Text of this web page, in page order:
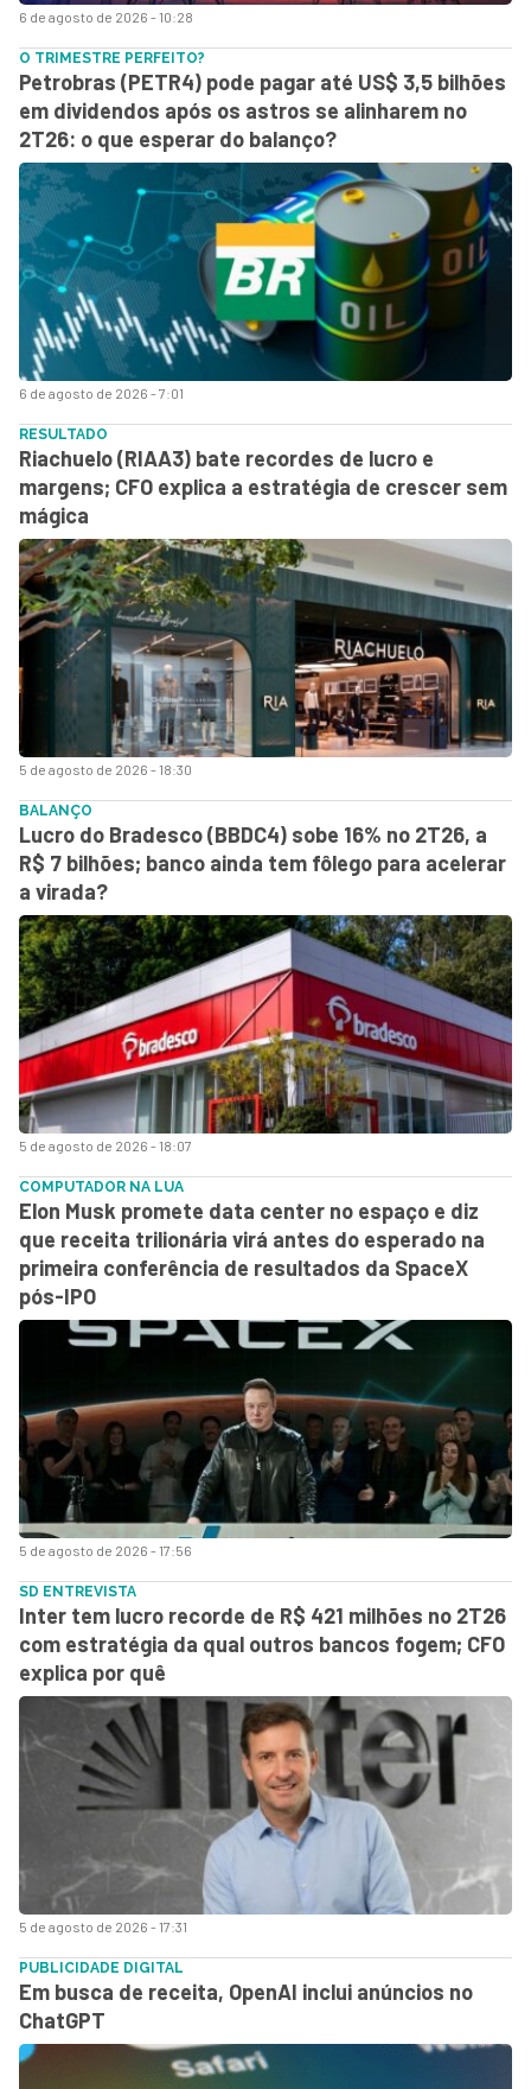
6 de agosto de 2026 - 10:28
6 de agosto de 2026 - 7:01
O TRIMESTRE PERFEITO?
Petrobras (PETR4) pode pagar até US$ 3,5 bilhões
em dividendos após os astros se alinharem no
2T26: o que esperar do balanço?
5 de agosto de 2026 - 18:30
RESULTADO
Riachuelo (RIAA3) bate recordes de lucro e
margens; CFO explica a estratégia de crescer sem
mágica
5 de agosto de 2026 - 18:07
BALANÇO
Lucro do Bradesco (BBDC4) sobe 16% no 2T26, a
R$ 7 bilhões; banco ainda tem fôlego para acelerar
a virada?
5 de agosto de 2026 - 17:56
COMPUTADOR NA LUA
Elon Musk promete data center no espaço e diz
que receita trilionária virá antes do esperado na
primeira conferência de resultados da SpaceX
pós-IPO
5 de agosto de 2026 - 17:31
SD ENTREVISTA
Inter tem lucro recorde de R$ 421 milhões no 2T26
com estratégia da qual outros bancos fogem; CFO
explica por quê
PUBLICIDADE DIGITAL
Em busca de receita, OpenAI inclui anúncios no
ChatGPT